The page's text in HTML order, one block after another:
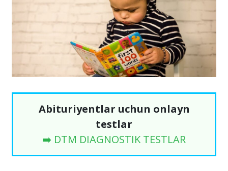
Abituriyentlar uchun onlayn
testlar
➡️ DTM DIAGNOSTIK TESTLAR